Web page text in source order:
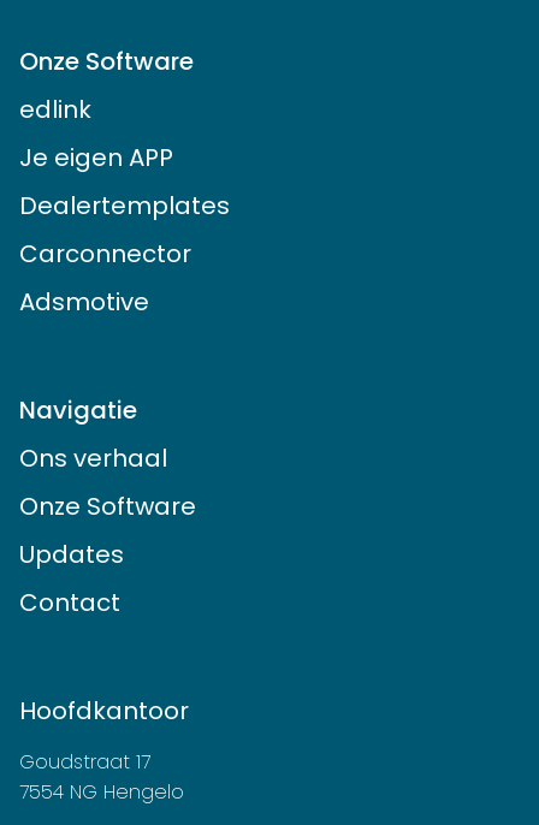
Onze Software
edlink
Je eigen APP
Dealertemplates
Carconnector
Adsmotive
Navigatie
Ons verhaal
Onze Software
Updates
Contact
Hoofdkantoor
Goudstraat 17
7554 NG Hengelo